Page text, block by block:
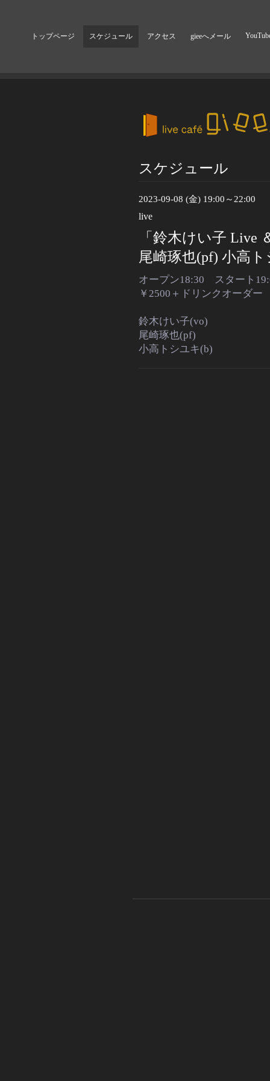
トップページ スケジュール アクセス gieeへメール
スケジュール
2023-09-08 (金) 19:00～22:00
live
「鈴木けい子 Live
尾崎琢也(pf) 小高
オープン18:30 スタート
￥2500＋ドリンクオーダー
鈴木けい子(vo)
尾崎琢也(pf)
小高トシユキ(b)